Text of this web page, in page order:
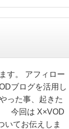
す。 アフィロー
ブログを活用し
った事、起きた
今回は X×VOD
いてお伝えしま